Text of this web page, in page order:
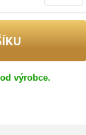
výrobce.